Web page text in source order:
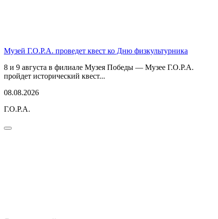
Музей Г.О.Р.А. проведет квест ко Дню физкультурника
8 и 9 августа в филиале Музея Победы — Музее Г.О.Р.А.
пройдет исторический квест...
08.08.2026
Г.О.Р.А.